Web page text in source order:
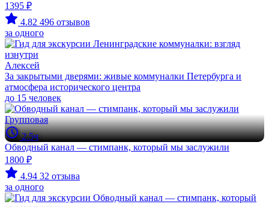
1395 ₽
4.82 496 отзывов
за одного
Алексей
За закрытыми дверями: живые коммуналки Петербурга и
атмосфера исторического центра
до 15 человек
Групповая
2.5ч
Обводный канал — стимпанк, который мы заслужили
1800 ₽
4.94 32 отзыва
за одного